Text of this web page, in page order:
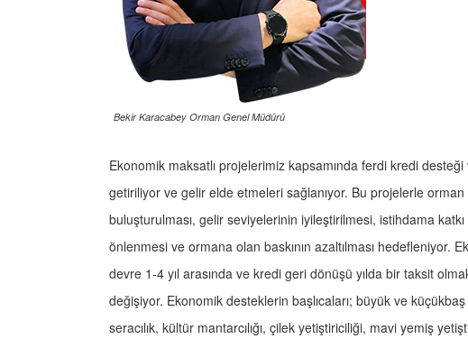
Bekir Karacabey Orman Genel Müdürü
Ekonomik maksatlı projelerimiz kapsamında ferdi kredi
getiriliyor ve gelir elde etmeleri sağlanıyor. Bu projelerle
buluşturulması, gelir seviyelerinin iyileştirilmesi, istihdama
önlenmesi ve ormana olan baskının azaltılması hedefleniyor.
devre 1-4 yıl arasında ve kredi geri dönüşü yılda bir taksit
değişiyor. Ekonomik desteklerin başlıcaları; büyük ve küçükbaş
seracılık, kültür mantarcılığı, çilek yetiştiriciliği, mavi yemiş